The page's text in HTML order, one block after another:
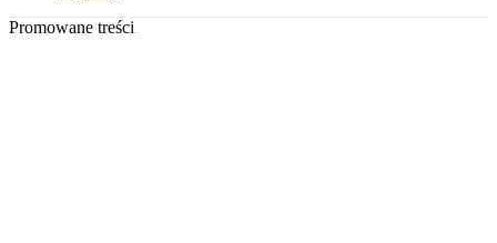
Promowane treści